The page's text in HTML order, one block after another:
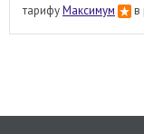
тарифуМаксимум в